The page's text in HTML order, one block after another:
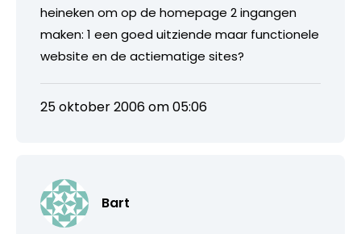
heineken om op de homepage 2 ingangen
maken: 1 een goed uitziende maar functionele
website en de actiematige sites?
25 oktober 2006 om 05:06
Bart